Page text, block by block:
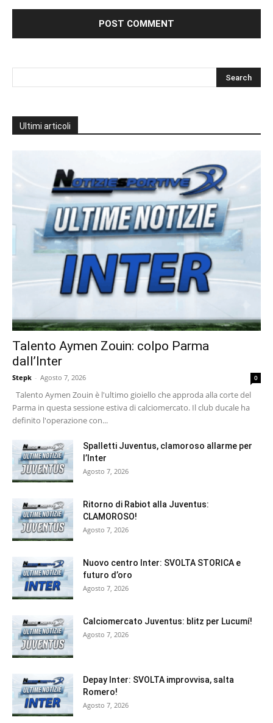
Ultimi articoli
Talento Aymen Zouin: colpo Parma
dall’Inter
Stepk - Agosto 7, 2026 0
Talento Aymen Zouin è l'ultimo gioiello che approda alla corte del
Parma in questa sessione estiva di calciomercato. Il club ducale ha
definito l'operazione con...
Spalletti Juventus, clamoroso allarme per
l’Inter
Agosto 7, 2026
Ritorno di Rabiot alla Juventus:
CLAMOROSO!
Agosto 7, 2026
Nuovo centro Inter: SVOLTA STORICA e
futuro d’oro
Agosto 7, 2026
Calciomercato Juventus: blitz per Lucumí!
Agosto 7, 2026
Depay Inter: SVOLTA improvvisa, salta
Romero!
Agosto 7, 2026